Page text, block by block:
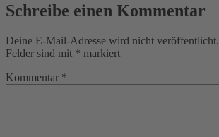
Schreibe einen Kommentar
Deine E-Mail-Adresse wird nicht veröffentlicht.
Felder sind mit * markiert
Kommentar *